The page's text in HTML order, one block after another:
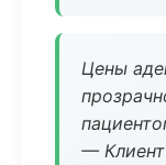
Цены
—